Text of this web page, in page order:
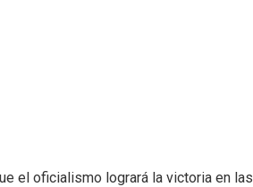
el oficialismo logrará la victoria en las